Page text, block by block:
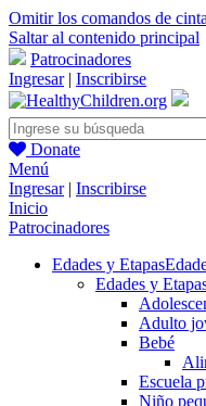
Omitir los comandos de cinta
Saltar al contenido principal
Patrocinadores
Ingresar| Inscribirse
Donate
Menú
Ingresar| Inscribirse
Inicio
Patrocinadores
Edades y Etapas
Edades y
Adulto
Bebé
Escuela
Niño